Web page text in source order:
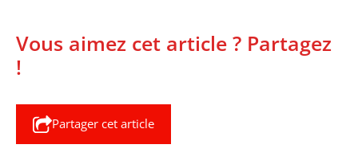
Vous aimez cet article ? Partagez
!
Partager cet article